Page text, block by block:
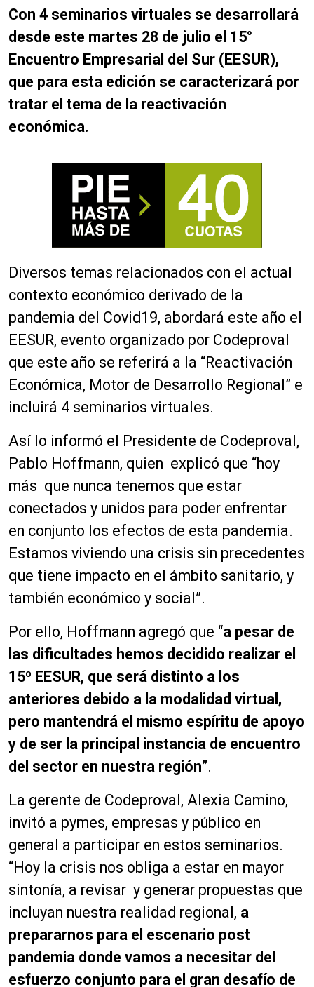
Con 4 seminarios virtuales se desarrollará
desde este martes 28 de julio el 15°
Encuentro Empresarial del Sur (EESUR),
que para esta edición se caracterizará por
tratar el tema de la reactivación
económica.
Diversos temas relacionados con el actual
contexto económico derivado de la
pandemia del Covid19, abordará este año el
EESUR, evento organizado por Codeproval
que este año se referirá a la “Reactivación
Económica, Motor de Desarrollo Regional” e
incluirá 4 seminarios virtuales.
Así lo informó el Presidente de Codeproval,
Pablo Hoffmann, quien explicó que “hoy
más que nunca tenemos que estar
conectados y unidos para poder enfrentar
en conjunto los efectos de esta pandemia.
Estamos viviendo una crisis sin precedentes
que tiene impacto en el ámbito sanitario, y
también económico y social”.
Por ello, Hoffmann agregó que “a pesar de
las dificultades hemos decidido realizar el
15º EESUR, que será distinto a los
anteriores debido a la modalidad virtual,
pero mantendrá el mismo espíritu de apoyo
y de ser la principal instancia de encuentro
del sector en nuestra región”.
La gerente de Codeproval, Alexia Camino,
invitó a pymes, empresas y público en
general a participar en estos seminarios.
“Hoy la crisis nos obliga a estar en mayor
sintonía, a revisar y generar propuestas que
incluyan nuestra realidad regional, a
prepararnos para el escenario post
pandemia donde vamos a necesitar del
esfuerzo conjunto para el gran desafío de